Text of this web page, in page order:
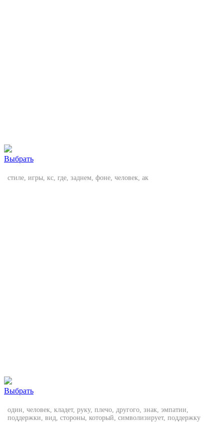
Выбрать
стиле, игры, кс, где, заднем, фоне, человек, ак
Выбрать
один, человек, кладет, руку, плечо, другого, знак, эмпатии,
поддержки, вид, стороны, который, символизирует, поддержку